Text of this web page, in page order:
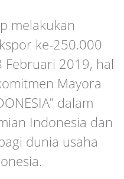
melakukan
ke-250.000
2019, hal
Mayora
dalam
Indonesia dan
dunia usaha